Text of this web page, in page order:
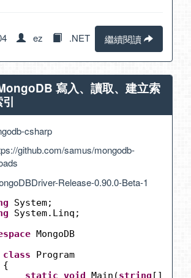
ez .NET 繼續閱讀
寫入、讀取、建立索
csharp
github.com/samus/mongodb-
Release-0.90.0-Beta-1
System;
System.Linq;
MongoDB
class
Program
{
static void Main(string []